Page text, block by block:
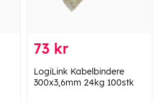
73 kr
LogiLink Kabelbindere
300x3,6mm 24kg 100stk